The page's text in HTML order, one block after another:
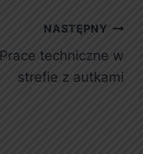
NASTĘPNY
Prace techniczne w
strefie z autkami